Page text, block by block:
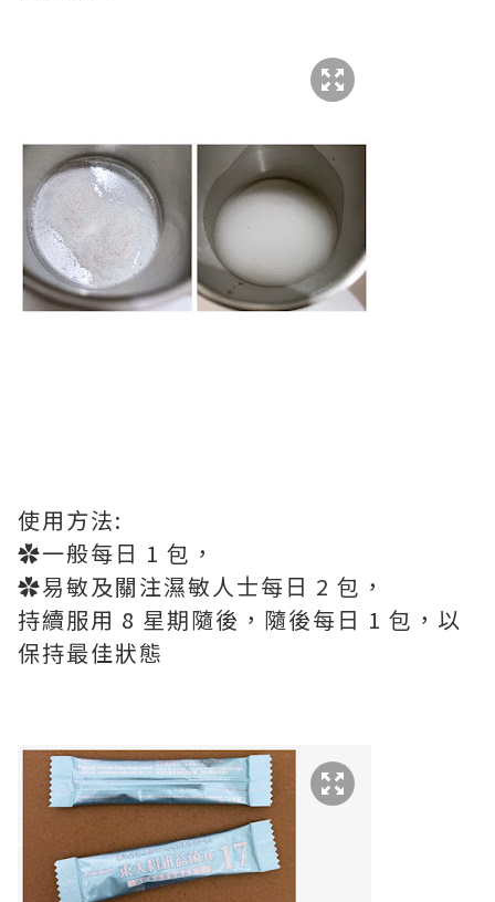
使⽤⽅法:
✿⼀般每⽇ 1 包，
✿易敏及關注濕敏⼈⼠每⽇ 2 包，
持續服⽤ 8 星期隨後，隨後每⽇ 1 包，以
保持最佳狀態